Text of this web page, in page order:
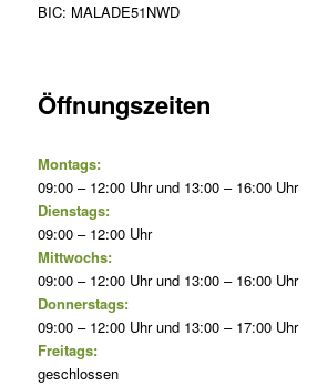
BIC: MALADE51NWD
Öffnungszeiten
Montags:
09:00 – 12:00 Uhr und 13:00 – 16:00 Uhr
Dienstags:
09:00 – 12:00 Uhr
Mittwochs:
09:00 – 12:00 Uhr und 13:00 – 16:00 Uhr
Donnerstags:
09:00 – 12:00 Uhr und 13:00 – 17:00 Uhr
Freitags:
geschlossen